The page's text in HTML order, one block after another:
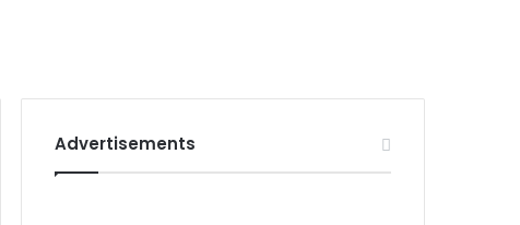
Advertisements